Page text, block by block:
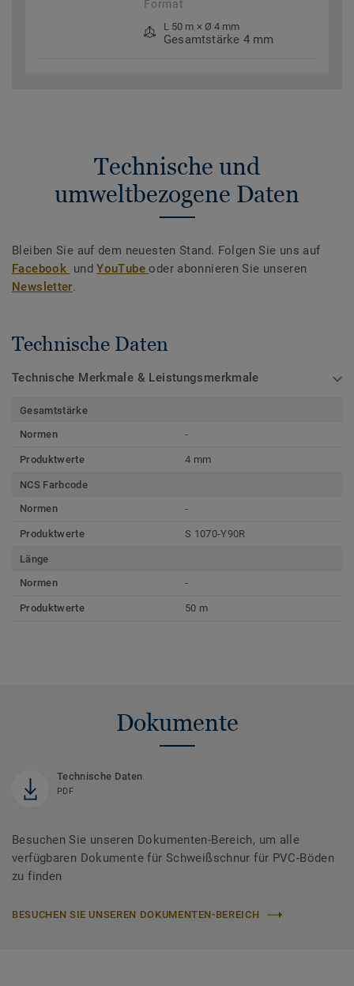
Format
L 50 m × Ø 4 mm
Gesamtstärke 4 mm
Technische und
umweltbezogene Daten
Bleiben Sie auf dem neuesten Stand. Folgen Sie uns auf
Facebook undYouTubeoder abonnieren Sie unseren
Newsletter.
Technische Daten
Technische Merkmale & Leistungsmerkmale
Gesamtstärke
Normen
-
Produktwerte 4 mm
NCS Farbcode
Normen
-
Produktwerte S 1070-Y90R
Länge
Normen
-
Produktwerte 50 m
Dokumente
Technische Daten
PDF
Besuchen Sie unseren Dokumenten-Bereich, um alle
verfügbaren Dokumente für Schweißschnur für PVC-Böden
zu finden
BESUCHEN SIE UNSEREN DOKUMENTEN-BEREICH